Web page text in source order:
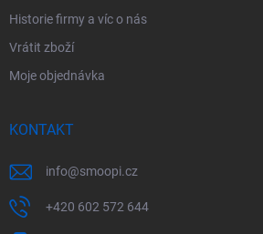
Historie firmy a víc o nás
Vrátit zboží
Moje objednávka
KONTAKT
info@smoopi.cz
+420 602 572 644